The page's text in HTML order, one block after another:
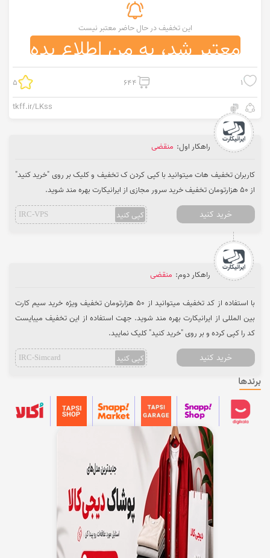
این تخفیف در حال حاضر معتبر نیست
معتبر شد، به من اطلاع بده
1
644
5
tkff.ir/LKss
راهکار اول: منقضی
کاربران تخفیف هات میتوانید با کپی کردن ک تخفیف و کلیک بر روی "خرید کنید"
از 50 هزارتومان تخفیف خرید سرور مجازی از ایرانیکارت بهره مند شوید.
خرید کنید کپی کنید IRC-VPS
راهکار دوم: منقضی
با استفاده از کد تخفیف میتوانید از 50 هزارتومان تخفیف ویژه خرید سیم کارت
بین المللی از ایرانیکارت بهره مند شوید. جهت استفاده از این تخفیف میبایست
کد را کپی کرده و بر روی "خرید کنید" کلیک نمایید.
خرید کنید کپی کنید IRC-Simcard
برندها